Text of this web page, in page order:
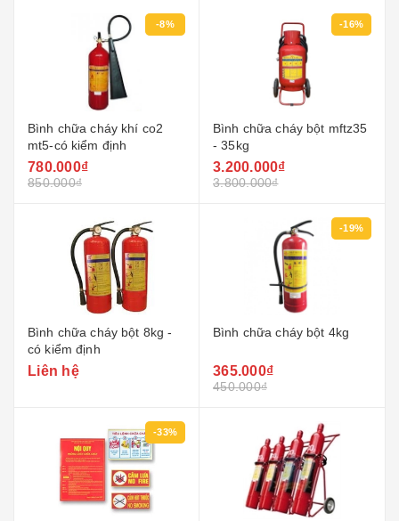
-8%
Bình chữa cháy khí co2
mt5-có kiểm định
780.000₫
850.000₫
-16%
Bình chữa cháy bột mftz35
- 35kg
3.200.000₫
3.800.000₫
Bình chữa cháy bột 8kg -
có kiểm định
Liên hệ
-19%
Bình chữa cháy bột 4kg
365.000₫
450.000₫
-33%